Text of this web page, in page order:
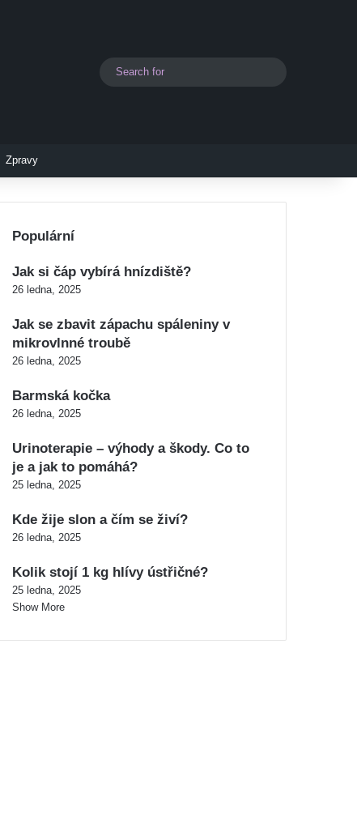
Switch skin
Zpravy
Populární
Jak si čáp vybírá hnízdiště?
26 ledna, 2025
Jak se zbavit zápachu spáleniny v
mikrovlnné troubě
26 ledna, 2025
Barmská kočka
26 ledna, 2025
Urinoterapie – výhody a škody. Co to
je a jak to pomáhá?
25 ledna, 2025
Kde žije slon a čím se živí?
26 ledna, 2025
Kolik stojí 1 kg hlívy ústřičné?
25 ledna, 2025
Show More